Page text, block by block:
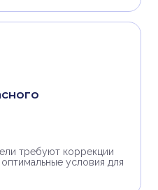
требуют коррекции
условия для